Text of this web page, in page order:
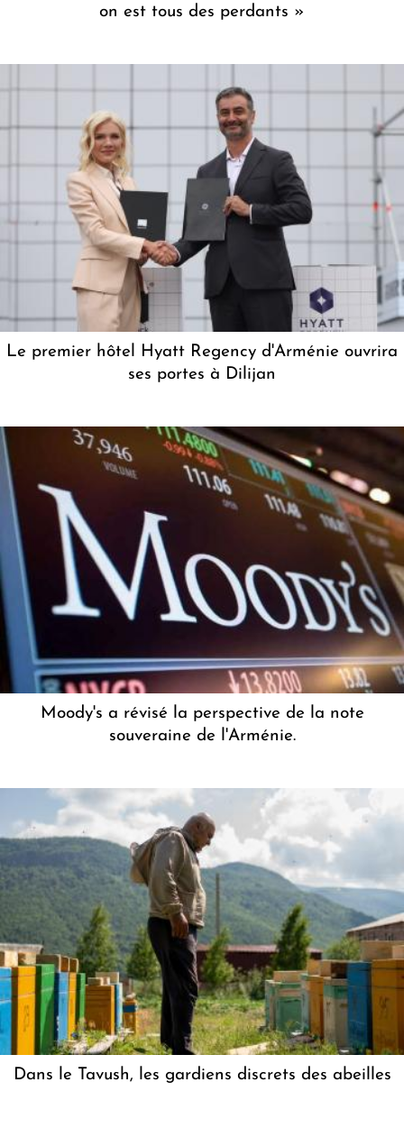
on est tous des perdants »
Le premier hôtel Hyatt Regency d'Arménie ouvrira
ses portes à Dilijan
Moody's a révisé la perspective de la note
souveraine de l'Arménie.
Dans le Tavush, les gardiens discrets des abeilles